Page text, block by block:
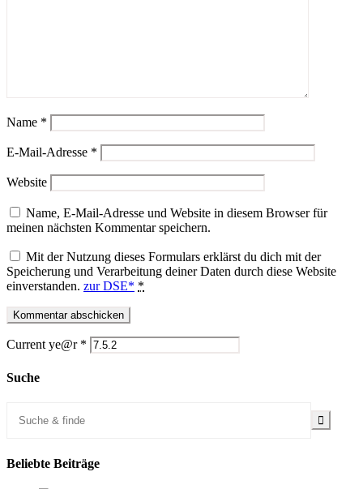
Name *
E-Mail-Adresse *
Website
Name, E-Mail-Adresse und Website in diesem Browser für
meinen nächsten Kommentar speichern.
Mit der Nutzung dieses Formulars erklärst du dich mit der
Speicherung und Verarbeitung deiner Daten durch diese Website
einverstanden. zur DSE* *
Current ye@r *
Suche
Beliebte Beiträge